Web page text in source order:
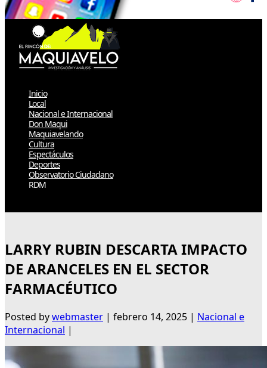
Inicio
Local
Nacional e Internacional
Don Maqui
Maquiavelando
Cultura
Espectáculos
Deportes
Observatorio Ciudadano
RDM
LARRY RUBIN DESCARTA IMPACTO
DE ARANCELES EN EL SECTOR
FARMACÉUTICO
Posted bywebmaster | febrero 14, 2025 | Nacional e
Internacional |